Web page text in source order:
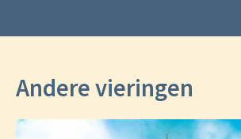
Andere vieringen